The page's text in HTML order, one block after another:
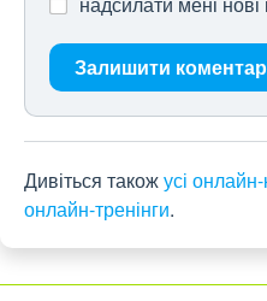
Залишити коментар
Дивіться такожусі
онлайн-тренінги.